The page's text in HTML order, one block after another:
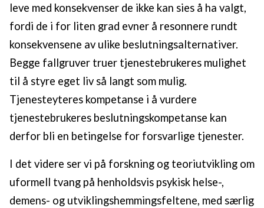
leve med konsekvenser de ikke kan sies å ha valgt,
fordi de i for liten grad evner å resonnere rundt
konsekvensene av ulike beslutningsalternativer.
Begge fallgruver truer tjenestebrukeres mulighet
til å styre eget liv så langt som mulig.
Tjenesteyteres kompetanse i å vurdere
tjenestebrukeres beslutningskompetanse kan
derfor bli en betingelse for forsvarlige tjenester.
I det videre ser vi på forskning og teoriutvikling om
uformell tvang på henholdsvis psykisk helse-,
demens- og utviklingshemmingsfeltene, med særlig